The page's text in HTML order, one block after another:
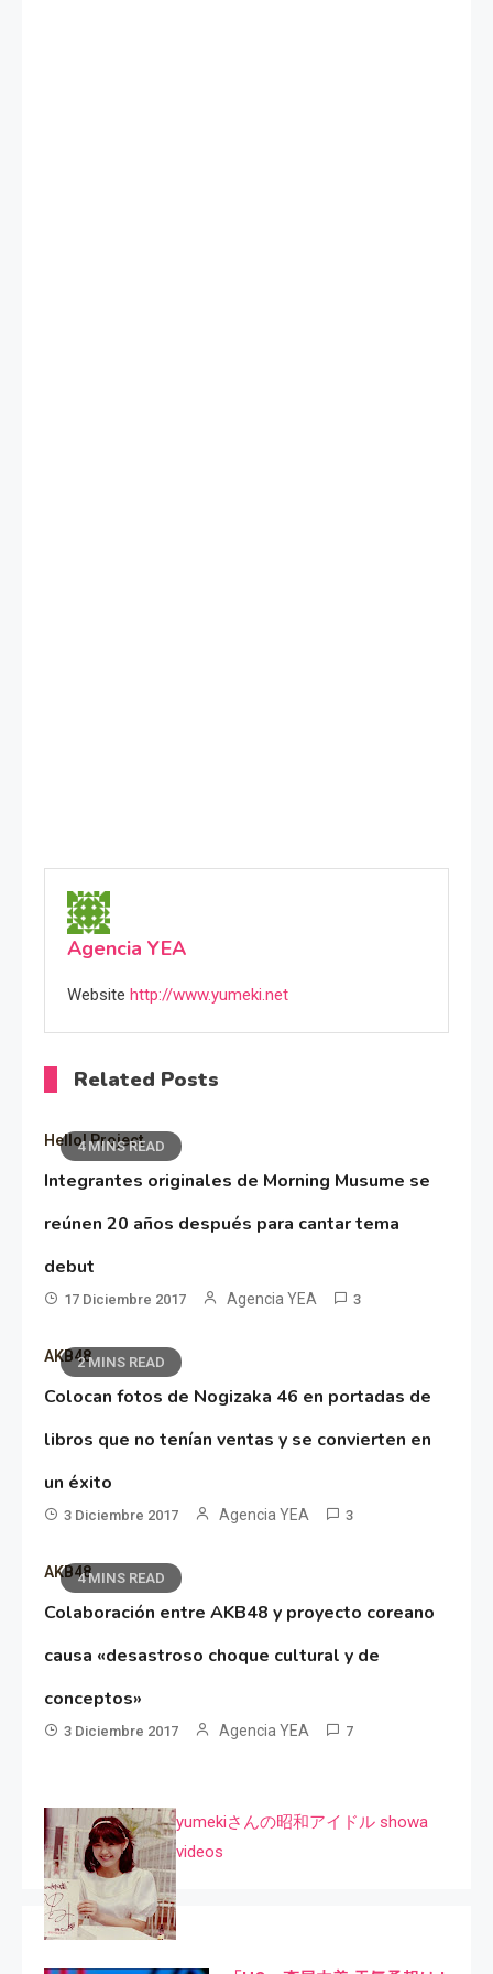
Agencia YEA
Website http://www.yumeki.net
Related Posts
4 MINS READ
Hello! Project
Integrantes originales de Morning Musume se
reúnen 20 años después para cantar tema
debut
17 Diciembre 2017 Agencia YEA 3
2 MINS READ
AKB48
Colocan fotos de Nogizaka 46 en portadas de
libros que no tenían ventas y se convierten en
un éxito
3 Diciembre 2017 Agencia YEA 3
4 MINS READ
AKB48
Colaboración entre AKB48 y proyecto coreano
causa «desastroso choque cultural y de
conceptos»
3 Diciembre 2017 Agencia YEA 7
yumekiさんの昭和アイドル showa
videos